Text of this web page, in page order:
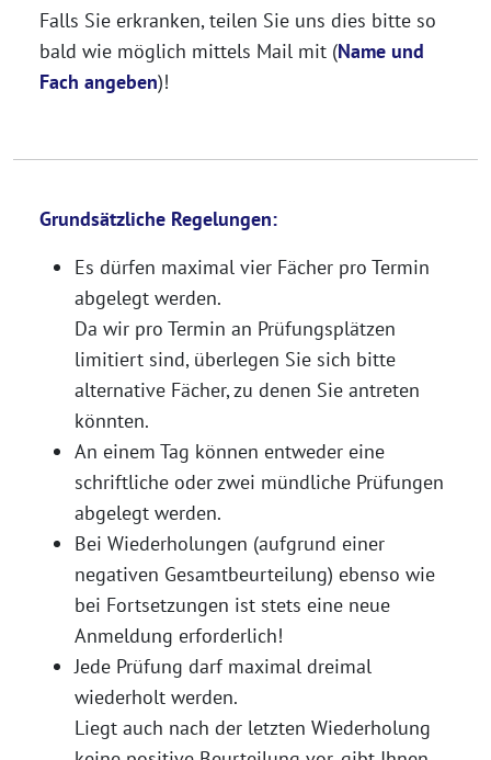
Falls Sie erkranken, teilen Sie uns dies bitte so
bald wie möglich mittels Mail mit (Name und
Fach angeben)!
Grundsätzliche Regelungen:
Es dürfen maximal vier Fächer pro Termin
abgelegt werden.
Da wir pro Termin an Prüfungsplätzen
limitiert sind, überlegen Sie sich bitte
alternative Fächer, zu denen Sie antreten
könnten.
An einem Tag können entweder eine
schriftliche oder zwei mündliche Prüfungen
abgelegt werden.
Bei Wiederholungen (aufgrund einer
negativen Gesamtbeurteilung) ebenso wie
bei Fortsetzungen ist stets eine neue
Anmeldung erforderlich!
Jede Prüfung darf maximal dreimal
wiederholt werden.
Liegt auch nach der letzten Wiederholung